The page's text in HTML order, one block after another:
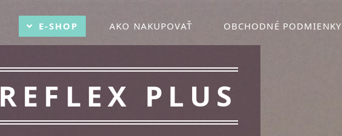
E-SHOP AKO NAKUPOVAŤ OBCHODNÉ PODMIENKY
REFLEX PLUS